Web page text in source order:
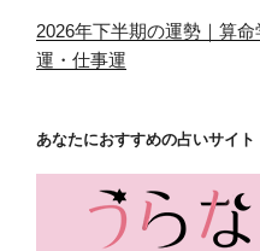
2026年下半期の運勢｜算
運・仕事運
あなたにおすすめの占いサイト